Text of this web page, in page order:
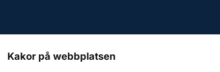
Kakor på webbplatsen